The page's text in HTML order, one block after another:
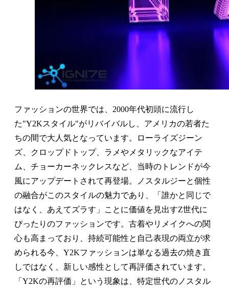
ファッションの世界では、2000年代初頭に流行し
た"Y2Kスタイル"がリバイバルし、アメリカの若者た
ちの間で大人気となっています。ローライズジーン
ズ、クロップドトップ、ラメやメタリックなアイテ
ム、チョーカーネックレスなど、当時のトレンドが今
風にアップデートされて再登場。ノスタルジーと個性
の融合がこのスタイルの魅力であり、「誰かと同じで
はなく、あえてズラす」ことに価値を見出すZ世代に
ぴったりのファッションです。古着やリメイクへの関
心も高まっており、持続可能性と自己表現の両立が求
められる今、Y2Kファッションは単なる過去の焼き直
しではなく、新しい感性として再評価されています。
「Y2Kの再評価」という現象は、特定世代のノスタル